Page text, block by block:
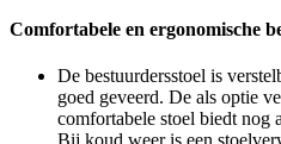
Comfortabele en ergonomische
De bestuurdersstoel is
goed geveerd. De als optie
comfortabele stoel biedt nog